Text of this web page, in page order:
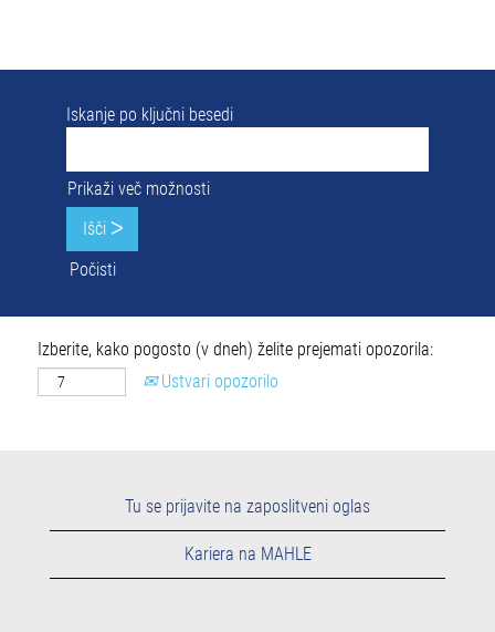
Iskanje po ključni besedi
Prikaži več možnosti
Počisti
Izberite, kako pogosto (v dneh) želite prejemati opozorila:
Ustvari opozorilo
Tu se prijavite na zaposlitveni oglas
Kariera na MAHLE